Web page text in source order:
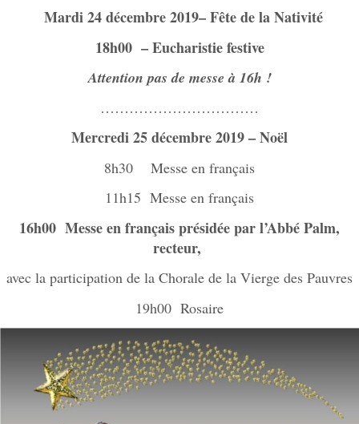
Mardi 24 décembre 2019– Fête de la Nativité
18h00 – Eucharistie festive
Attention pas de messe à 16h !
……………………………
Mercredi 25 décembre 2019 – Noël
8h30 Messe en français
11h15 Messe en français
16h00 Messe en français présidée par l’Abbé Palm,
recteur,
avec la participation de la Chorale de la Vierge des Pauvres
19h00 Rosaire